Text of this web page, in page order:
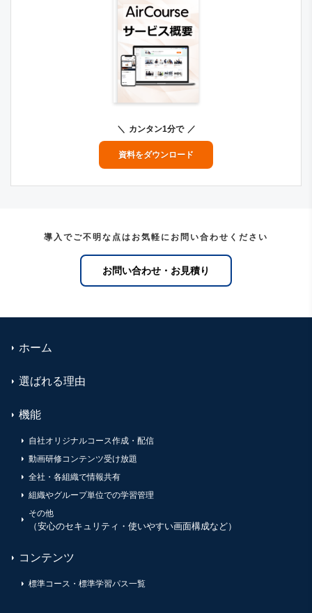
カンタン1分で
資料をダウンロード
導入でご不明な点はお気軽にお問い合わせください
お問い合わせ・お見積り
ホーム
選ばれる理由
機能
自社オリジナルコース作成・配信
動画研修コンテンツ受け放題
全社・各組織で情報共有
組織やグループ単位での学習管理
その他
（安心のセキュリティ・使いやすい画面構成など）
コンテンツ
標準コース・標準学習パス一覧